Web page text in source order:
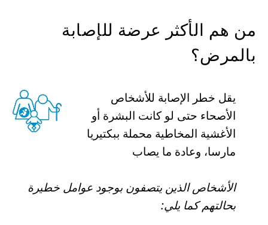
من ھم الأكثر عرضة للإصابة
بالمرض؟
یقل خطر الإصابة للأشخاص
الأصحاء حتى لو كانت البشرة أو
الأغشیة المخاطیة محملة ببكتیریا
مارسا، وعادة ما یصاب
الأشخاص الذین یتصفون بوجود عوامل خطیرة
بحالتھم كما یلي: